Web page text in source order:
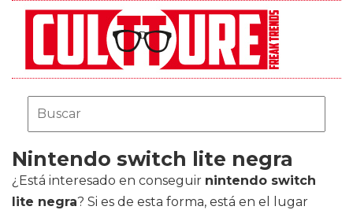
Nintendo switch lite negra
¿Está interesado en conseguir nintendo switch
lite negra? Si es de esta forma, está en el lugar